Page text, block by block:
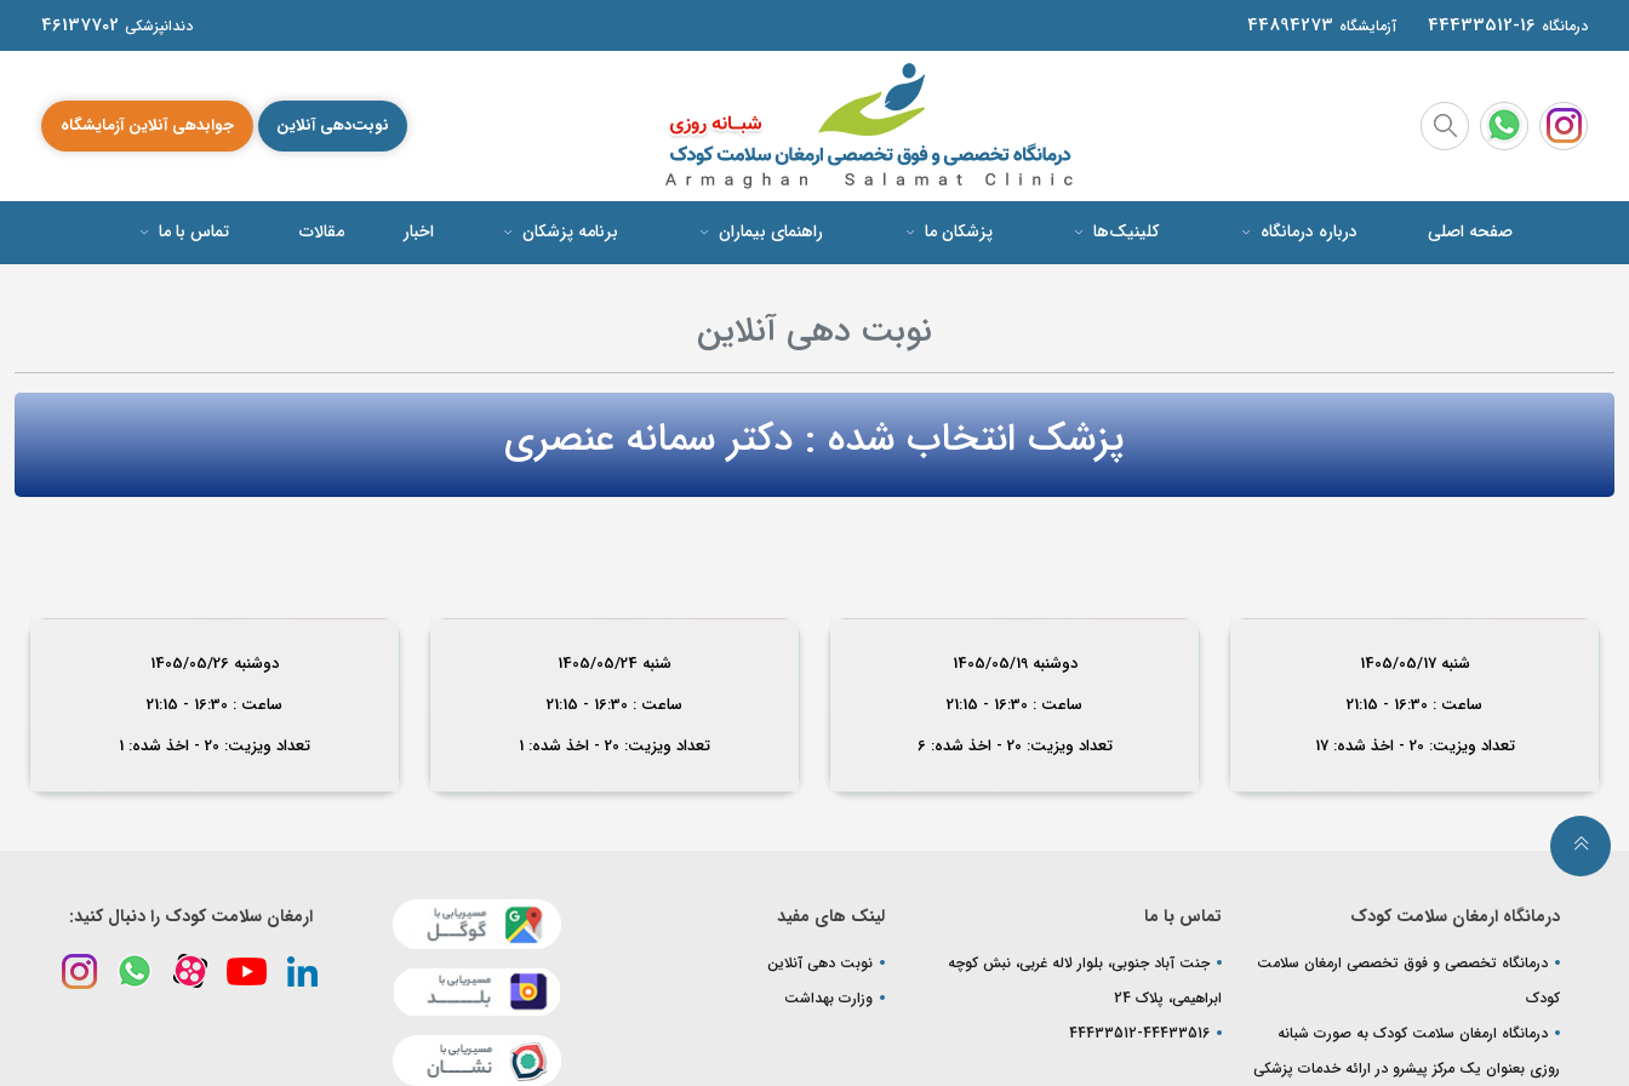
44433512-16 درمانگاه 44894273 آزمایشگاه 46137702 دندانپزشکی
نوبت‌دهی آنلاین جوابدهی آنلاین آزمایشگاه
صفحه اصلی درباره درمانگاه کلینیک‌ها پزشکان ما راهنمای بیماران برنامه پزشکان اخبار مقالات تماس با ما
نوبت دهی آنلاین
پزشک انتخاب شده : دکتر سمانه عنصری
شنبه 1405/05/17
ساعت : 16:30 - 21:15
تعداد ویزیت: 20 - اخذ شده: 17
دوشنبه 1405/05/19
ساعت : 16:30 - 21:15
تعداد ویزیت: 20 - اخذ شده: 6
شنبه 1405/05/24
ساعت : 16:30 - 21:15
تعداد ویزیت: 20 - اخذ شده: 1
دوشنبه 1405/05/26
ساعت : 16:30 - 21:15
تعداد ویزیت: 20 - اخذ شده: 1
درمانگاه ارمغان سلامت کودک
درمانگاه تخصصی و فوق تخصصی ارمغان سلامت
کودک
درمانگاه ارمغان سلامت کودک به صورت شبانه
روزی بعنوان یک مرکز پیشرو در ارائه خدمات پزشکی
تماس با ما
جنت آباد جنوبی، بلوار لاله غربی، نبش کوچه
ابراهیمی، پلاک 24
44433512-44433516
لینک های مفید
نوبت دهی آنلاین
وزارت بهداشت
ارمغان سلامت کودک را دنبال کنید: